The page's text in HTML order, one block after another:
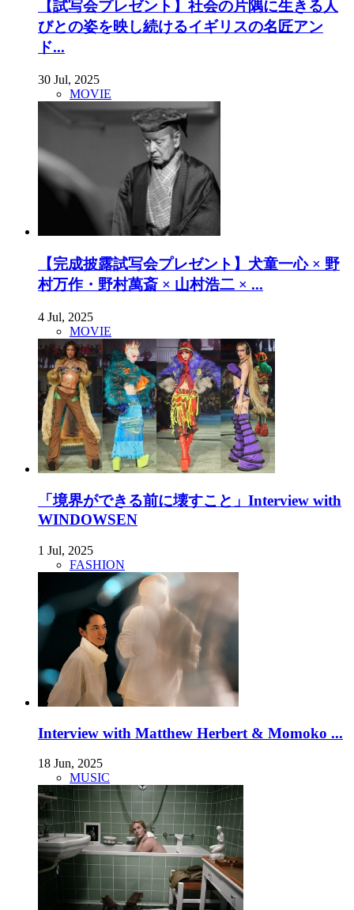
【試写会プレゼント】社会の片隅に生きる人
びとの姿を映し続けるイギリスの名匠アン
ド...
30 Jul, 2025
MOVIE
【完成披露試写会プレゼント】犬童一心 × 野
村万作・野村萬斎 × 山村浩二 × ...
4 Jul, 2025
MOVIE
「境界ができる前に壊すこと」Interview with
WINDOWSEN
1 Jul, 2025
FASHION
Interview with Matthew Herbert & Momoko ...
18 Jun, 2025
MUSIC